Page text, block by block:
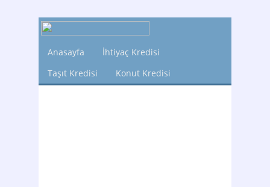
Anasayfa
İhtiyaç Kredisi
Taşıt Kredisi
Konut Kredisi